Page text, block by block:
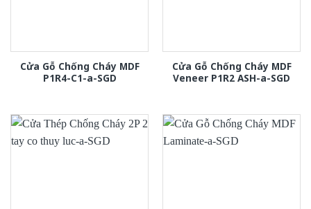
Cửa Gỗ Chống Cháy MDF
P1R4-C1-a-SGD
Cửa Gỗ Chống Cháy MDF
Veneer P1R2 ASH-a-SGD